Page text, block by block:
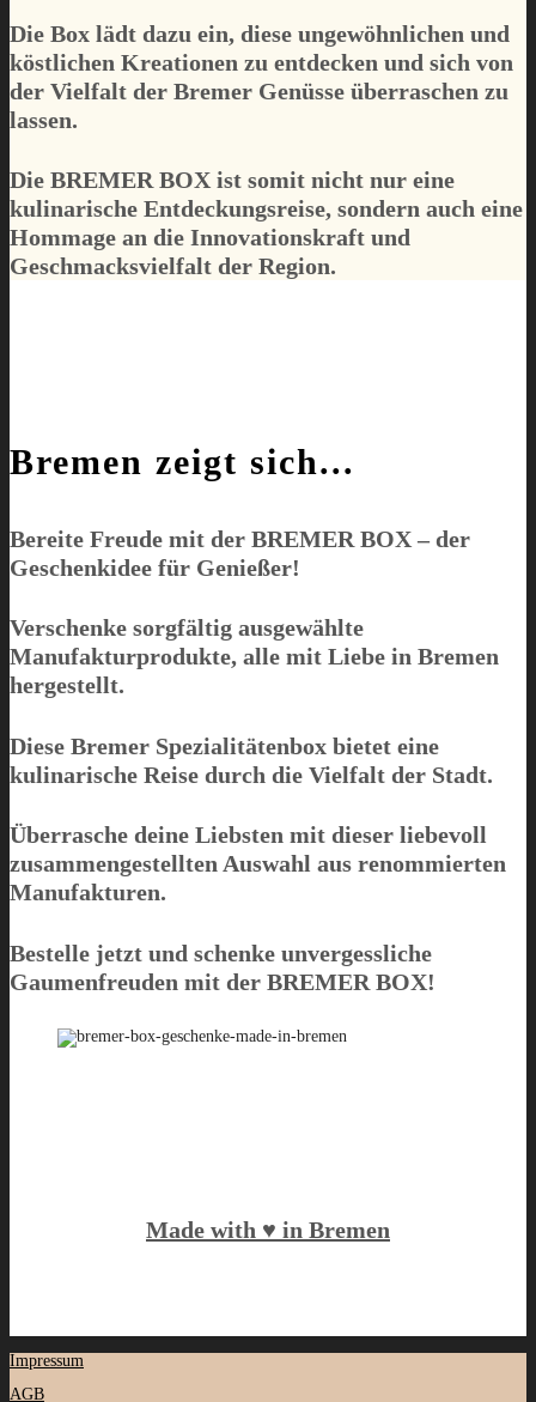
Die Box lädt dazu ein, diese ungewöhnlichen und
köstlichen Kreationen zu entdecken und sich von
der Vielfalt der Bremer Genüsse überraschen zu
lassen.
Die BREMER BOXist somit nicht nur eine
kulinarische Entdeckungsreise, sondern auch eine
Hommage an die Innovationskraft und
Geschmacksvielfalt der Region.
Bremen zeigt sich...
Bereite Freude mit der BREMER BOX– der
Geschenkidee für Genießer!
Verschenke sorgfältig ausgewählte
Manufakturprodukte, alle mit Liebe in Bremen
hergestellt.
Diese Bremer Spezialitätenbox bietet eine
kulinarische Reise durch die Vielfalt der Stadt.
Überrasche deine Liebsten mit dieser liebevoll
zusammengestellten Auswahl aus renommierten
Manufakturen.
Bestelle jetzt und schenke unvergessliche
Gaumenfreuden mit der BREMER BOX!
Made with ♥️ in Bremen
Impressum
AGB